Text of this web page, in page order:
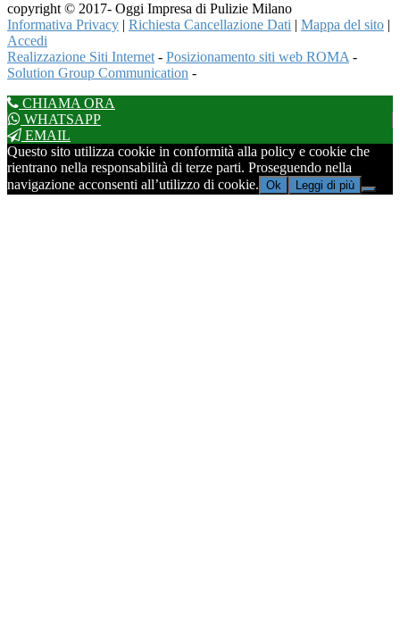
copyright © 2017- Oggi Impresa di Pulizie Milano
Informativa Privacy | Richiesta Cancellazione Dati | Mappa del sito |
Accedi
Realizzazione Siti Internet - Posizionamento siti web ROMA -
Solution Group Communication -
CHIAMA ORA
WHATSAPP
EMAIL
Questo sito utilizza cookie in conformità alla policy e cookie che
rientrano nella responsabilità di terze parti. Proseguendo nella
navigazione acconsenti all’utilizzo di cookie. Ok Leggi di più